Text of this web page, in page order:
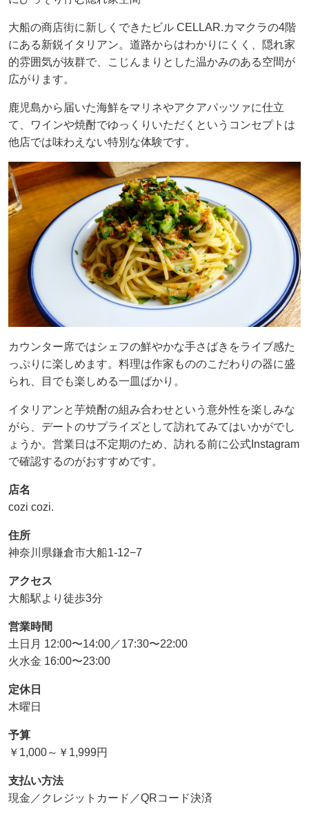
大船の商店街に新しくできたビル CELLAR.カマクラの4階
にある新鋭イタリアン。道路からはわかりにくく、隠れ家
的雰囲気が抜群で、こじんまりとした温かみのある空間が
広がります。
鹿児島から届いた海鮮をマリネやアクアパッツァに仕立
て、ワインや焼酎でゆっくりいただくというコンセプトは
他店では味わえない特別な体験です。
カウンター席ではシェフの鮮やかな手さばきをライブ感た
っぷりに楽しめます。料理は作家もののこだわりの器に盛
られ、目でも楽しめる一皿ばかり。
イタリアンと芋焼酎の組み合わせという意外性を楽しみな
がら、デートのサプライズとして訪れてみてはいかがでし
ょうか。営業日は不定期のため、訪れる前に公式Instagram
で確認するのがおすすめです。
店名
cozi cozi.
住所
神奈川県鎌倉市大船1-12−7
アクセス
大船駅より徒歩3分
営業時間
土日月 12:00〜14:00／17:30〜22:00
火水金 16:00〜23:00
定休日
木曜日
予算
￥1,000～￥1,999円
支払い方法
現金／クレジットカード／QRコード決済